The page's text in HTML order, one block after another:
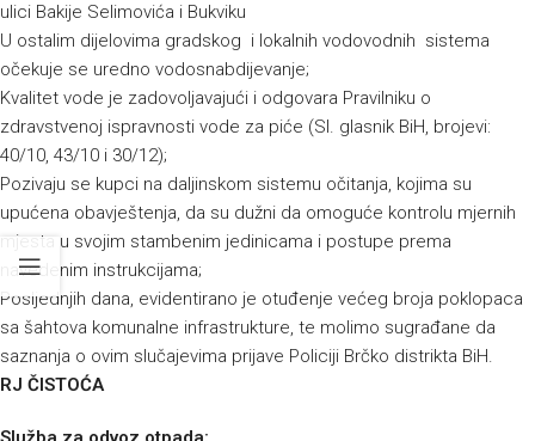
ulici Bakije Selimovića i Bukviku
U ostalim dijelovima gradskog i lokalnih vodovodnih sistema
očekuje se uredno vodosnabdijevanje;
Kvalitet vode je zadovoljavajući i odgovara Pravilniku o
zdravstvenoj ispravnosti vode za piće (Sl. glasnik BiH, brojevi:
40/10, 43/10 i 30/12);
Pozivaju se kupci na daljinskom sistemu očitanja, kojima su
upućena obavještenja, da su dužni da omoguće kontrolu mjernih
mjesta u svojim stambenim jedinicama i postupe prema
navedenim instrukcijama;
Posljednjih dana, evidentirano je otuđenje većeg broja poklopaca
sa šahtova komunalne infrastrukture, te molimo sugrađane da
saznanja o ovim slučajevima prijave Policiji Brčko distrikta BiH.
RJ ČISTOĆA